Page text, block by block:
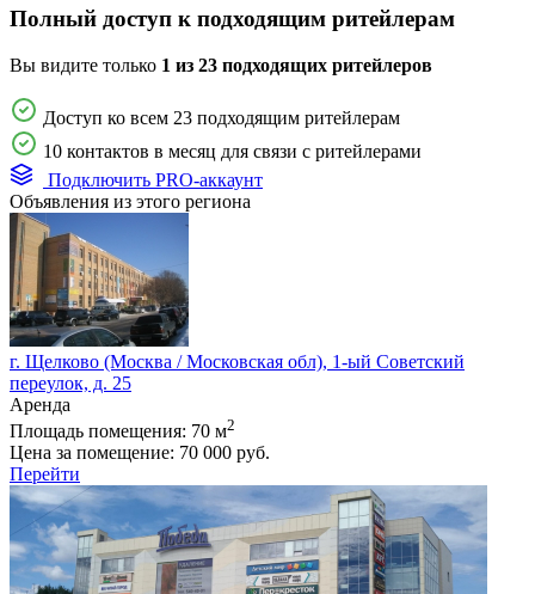
Полный доступ к подходящим ритейлерам
Вы видите только 1 из 23 подходящих ритейлеров
Доступ ко всем 23 подходящим ритейлерам
10 контактов в месяц для связи с ритейлерами
Подключить PRO-аккаунт
Объявления из этого региона
г. Щелково (Москва / Московская обл), 1-ый Советский
переулок, д. 25
Аренда
Площадь помещения: 70 м2
Цена за помещение: 70 000 руб.
Перейти